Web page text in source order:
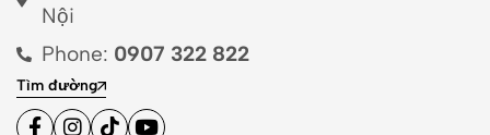
Nội
Phone: 0907 322 822
Tìm đường